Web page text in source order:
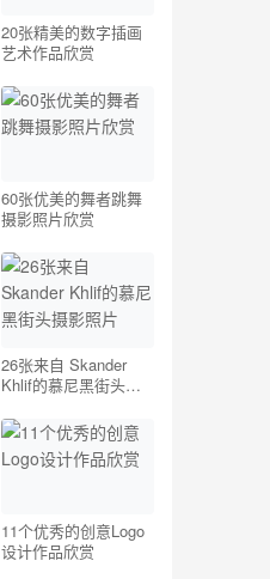
20张精美的数字插画
艺术作品欣赏
60张优美的舞者跳舞
摄影照片欣赏
26张来自 Skander
Khlif的慕尼黑街头摄
11个优秀的创意Logo
设计作品欣赏